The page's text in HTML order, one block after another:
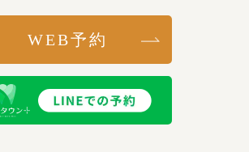
WEB予約